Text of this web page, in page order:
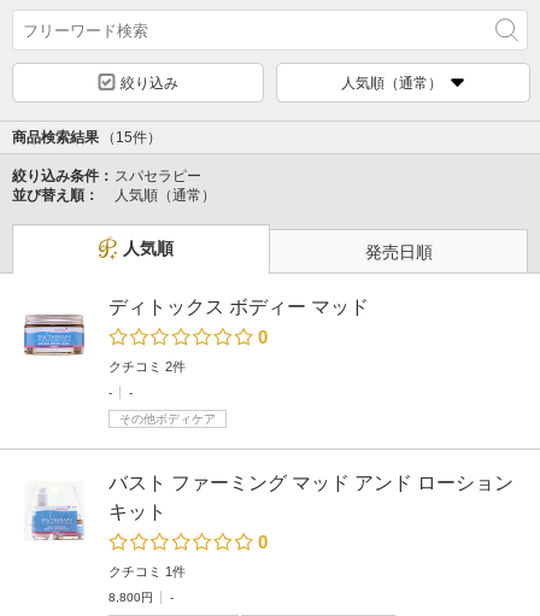
絞り込み 人気順（通常）
商品検索結果 （15件）
絞り込み条件： スパセラピー
並び替え順：
人気順（通常）
人気順 発売日順
ディトックス ボディー マッド
0
クチコミ 2件
-
-
その他ボディケア
バスト ファーミング マッド アンド ローション
キット
0
クチコミ 1件
8,800円
-